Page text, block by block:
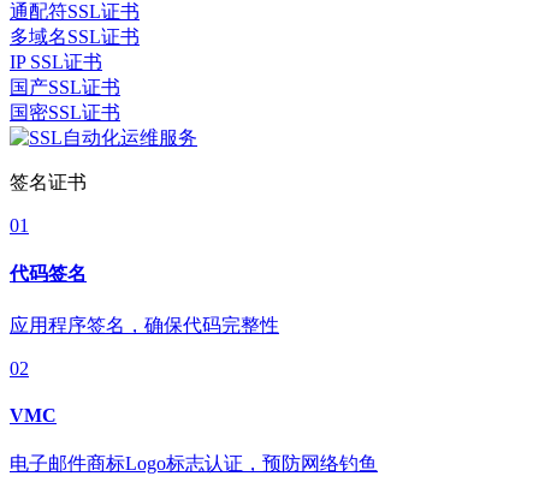
通配符SSL证书
多域名SSL证书
IP SSL证书
国产SSL证书
国密SSL证书
签名证书
01
代码签名
应用程序签名，确保代码完整性
02
VMC
电子邮件商标Logo标志认证，预防网络钓鱼